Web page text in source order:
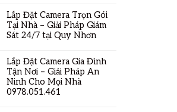
Lắp Đặt Camera Trọn Gói
Tại Nhà – Giải Pháp Giám
Sát 24/7 tại Quy Nhơn
Lắp Đặt Camera Gia Đình
Tận Nơi – Giải Pháp An
Ninh Cho Mọi Nhà
0978.051.461